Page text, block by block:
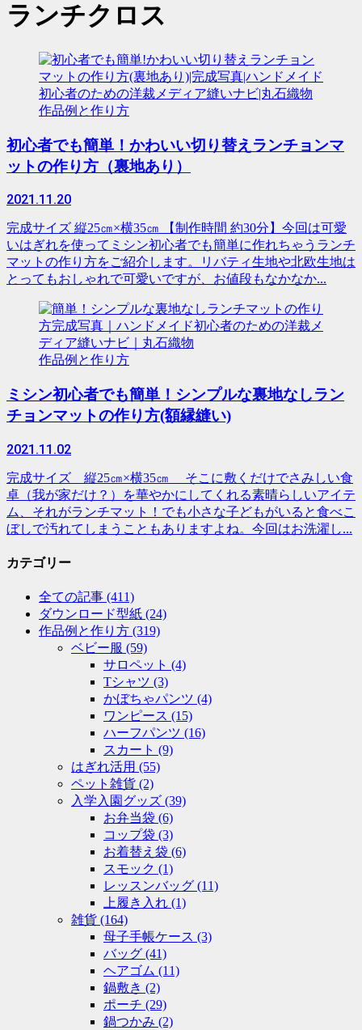
ランチクロス
作品例と作り方
初心者でも簡単！かわいい切り替えランチョンマ
ットの作り方（裏地あり）
2021.11.20
完成サイズ 縦25㎝×横35㎝ 【制作時間 約30分】今回は可愛
いはぎれを使ってミシン初心者でも簡単に作れちゃうランチ
マットの作り方をご紹介します。リバティ生地や北欧生地は
とってもおしゃれで可愛いですが、お値段もなかなか...
作品例と作り方
ミシン初心者でも簡単！シンプルな裏地なしラン
チョンマットの作り方(額縁縫い)
2021.11.02
完成サイズ 縦25㎝×横35㎝ そこに敷くだけでさみしい食
卓（我が家だけ？）を華やかにしてくれる素晴らしいアイテ
ム、それがランチマット！でも小さな子どもがいると食べこ
ぼしで汚れてしまうこともありますよね。今回はお洗濯し...
カテゴリー
全ての記事 (411)
ダウンロード型紙 (24)
作品例と作り方 (319)
ベビー服 (59)
サロペット (4)
Tシャツ (3)
かぼちゃパンツ (4)
ワンピース (15)
ハーフパンツ (16)
スカート (9)
はぎれ活用 (55)
ペット雑貨 (2)
入学入園グッズ (39)
お弁当袋 (6)
コップ袋 (3)
お着替え袋 (6)
スモック (1)
レッスンバッグ (11)
上履き入れ (1)
雑貨 (164)
母子手帳ケース (3)
バッグ (41)
ヘアゴム (11)
鍋敷き (2)
ポーチ (29)
鍋つかみ (2)